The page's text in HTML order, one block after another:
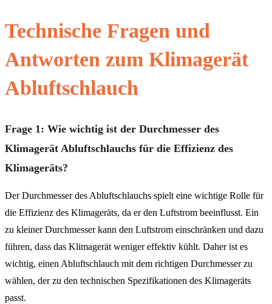
Technische Fragen und
Antworten zum Klimagerät
Abluftschlauch
Frage 1: Wie wichtig ist der Durchmesser des
Klimagerät Abluftschlauchs für die Effizienz des
Klimageräts?
Der Durchmesser des Abluftschlauchs spielt eine wichtige Rolle für
die Effizienz des Klimageräts, da er den Luftstrom beeinflusst. Ein
zu kleiner Durchmesser kann den Luftstrom einschränken und dazu
führen, dass das Klimagerät weniger effektiv kühlt. Daher ist es
wichtig, einen Abluftschlauch mit dem richtigen Durchmesser zu
wählen, der zu den technischen Spezifikationen des Klimageräts
passt.